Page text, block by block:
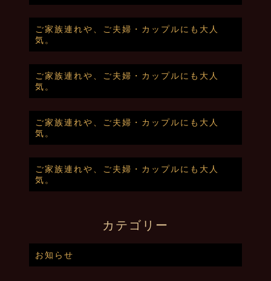
ご家族連れや、ご夫婦・カップルにも大人
気。
ご家族連れや、ご夫婦・カップルにも大人
気。
ご家族連れや、ご夫婦・カップルにも大人
気。
ご家族連れや、ご夫婦・カップルにも大人
気。
カテゴリー
お知らせ